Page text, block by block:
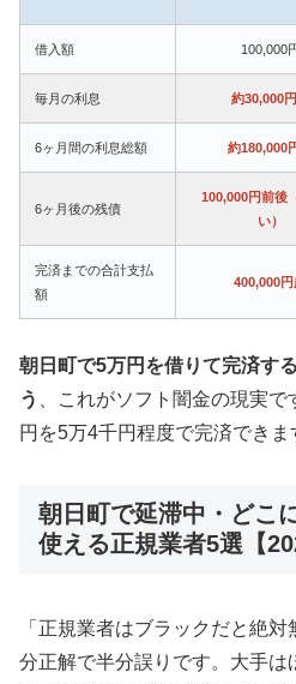
借入額 100,000
毎月の利息 約30,000
6ヶ月間の利息総額 約180,000
6ヶ月後の残債
100,000円前後
い）
完済までの合計支払
額
400,000円
朝日町で5万円を借りて完済す
う
、これがソフト闇金の現実
円を5万4千円程度で完済できま
朝日町で延滞中・どこ
使える正規業者5選【
「正規業者はブラックだと絶
分正解で半分誤りです。大手は